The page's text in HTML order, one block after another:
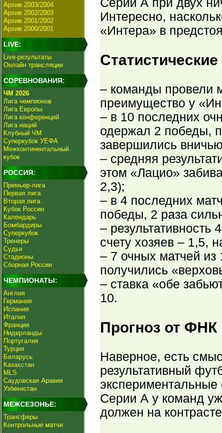
Архив 2003/2004
Архив 2002/2003
Архив 2001/2002
Архив 2000/2001
LIVE:
Live-результаты
Онлайн трансляции
СОРЕВНОВАНИЯ:
ЧМ 2026
Лига чемпионов
Лига Европы
Лига конференций
Лига наций
Клубный ЧМ
Суперкубок УЕФА
Межконтинентальный
кубок
РОССИЯ:
Премьер-лига
Первая лига
Вторая лига
Кубок России
Календарь
Бомбардиры
Суперкубок
Тренеры
Судьи
Стадионы
Сборная России
ЧЕМПИОНАТЫ:
Англия
Германия
Испания
Италия
Франция
Нидерланды
Португалия
Турция
Беларусь
Казахстан
MLS
Саудовская Аравия
Узбекистан
МЕЖСЕЗОНЬЕ:
Трансферы
Контрольные матчи
Серии А при двух
Интересно,
«Интера» в
– команды провели
преимущество у
– в 10 последних
одержал 2 победы,
завершились
– средняя
этом «Лацио»
2,3);
– в 4 последних
победы, 2 раза
–
счету хозяев – 1,5,
– 7 очных матчей
получились
– ставка «обе
10.
Прогноз от ФНК
Наверное, есть
результативный
экспериментальные
Серии А у команд
должен на